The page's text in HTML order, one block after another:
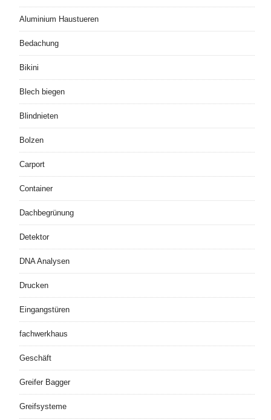
Aluminium Haustueren
Bedachung
Bikini
Blech biegen
Blindnieten
Bolzen
Carport
Container
Dachbegrünung
Detektor
DNA Analysen
Drucken
Eingangstüren
fachwerkhaus
Geschäft
Greifer Bagger
Greifsysteme